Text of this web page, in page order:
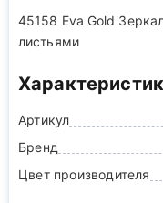
45158 Eva Gold
листьями
Артикул
Бренд
Цвет производителя